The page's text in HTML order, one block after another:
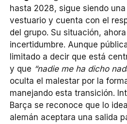
hasta 2028, sigue siendo
vestuario y cuenta con el
del grupo. Su situación,
incertidumbre. Aunque
limitado a decir que está
y que “nadie me ha dicho
oculta el malestar por la
manejando esta transición.
Barça se reconoce que lo
alemán aceptara una salida